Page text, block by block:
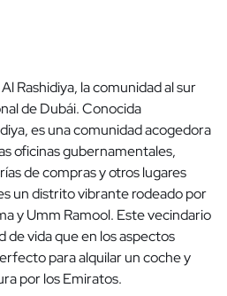
Rashidiya, la comunidad al sur
de Dubái. Conocida
es una comunidad acogedora
oficinas gubernamentales,
de compras y otros lugares
un distrito vibrante rodeado por
y Umm Ramool. Este vecindario
de vida que en los aspectos
para alquilar un coche y
por los Emiratos.